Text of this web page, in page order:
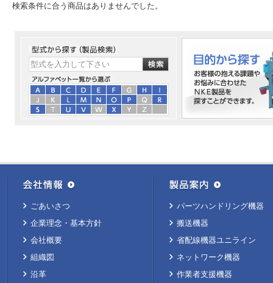
検索条件に合う商品はありませんでした。
ごあいさつ
企業理念・基本方針
会社概要
組織図
沿革
パーツハンドリング機器
搬送機器
省配線機器ユニライン
ネットワーク機器
作業者支援機器